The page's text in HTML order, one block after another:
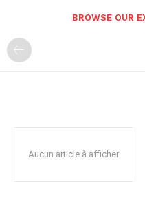
BROWSE OUR
Aucun article à afficher